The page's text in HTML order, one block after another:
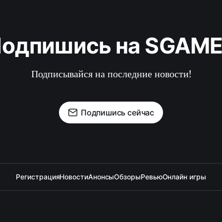
на
Подписывайся на последние новости!
Подпишись сейчас
РегистрацияНовостиАнонсыОбзорыРевьюОнлайн игры